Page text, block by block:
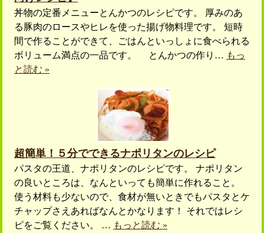
丼物の定番メニューとんかつのレシピです。 厚みのあ
る豚肉のロースやヒレを使った揚げ物料理です。 短時
間で作ることができて、ごはんといっしょに食べられる
ボリューム満点の一品です。 とんかつの作り… もっ
と読む »
超簡単！５分でできるナポリタンのレシピ
パスタの王道、ナポリタンのレシピです。 ナポリタン
の良いところは、なんといっても簡単に作れること。
使う材料も少ないので、食材が無いときでもパスタとケ
チャップさえあればなんとかなります！ それではレシ
ピをご覧ください。 … もっと読む »